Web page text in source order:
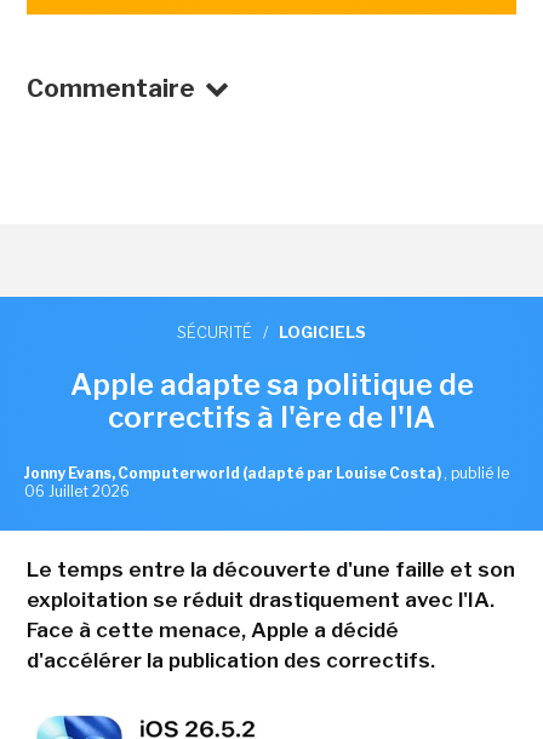
Commentaire
SÉCURITÉ / LOGICIELS
Apple adapte sa politique de
correctifs à l'ère de l'IA
Jonny Evans, Computerworld (adapté par Louise Costa) , publié le
06 Juillet 2026
Le temps entre la découverte d'une faille et son
exploitation se réduit drastiquement avec l'IA.
Face à cette menace, Apple a décidé
d'accélérer la publication des correctifs.